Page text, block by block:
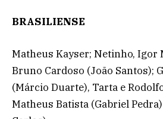
BRASILIENSE
Matheus Kayser; Netinho, Igor
Bruno Cardoso (João Santos);
(Márcio Duarte), Tarta e
Matheus Batista (Gabriel